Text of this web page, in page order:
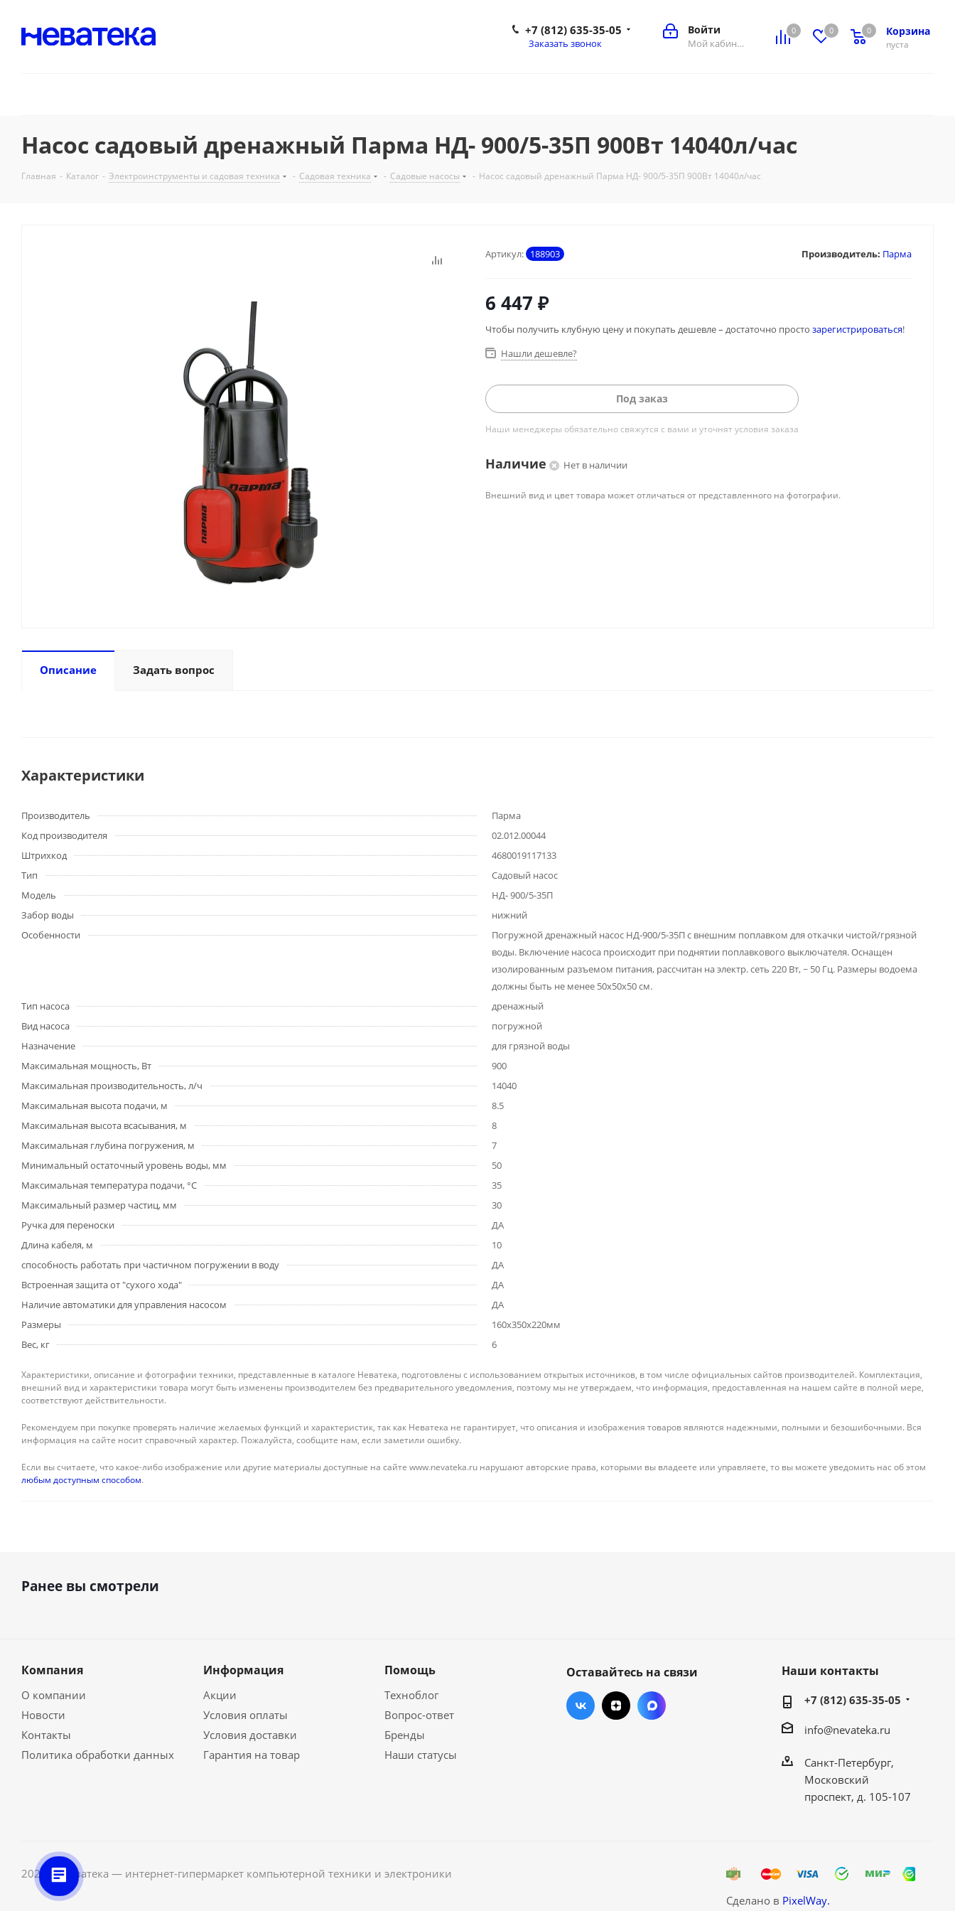
0 0 Корзина
0
пуста
0
Войти
Мой кабинет
+7 (812) 635-35-05
Заказать звонок
Насос садовый дренажный Парма НД- 900/5-35П 900Вт 14040л/час
Главная - Каталог - Электроинструменты и садовая техника - Садовая техника - Садовые насосы - Насос садовый дренажный Парма НД- 900/5-35П 900Вт 14040л/час
Артикул: 188903 Производитель: Парма
6 447 ₽
Чтобы получить клубную цену и покупать дешевле – достаточно просто зарегистрироваться!
Нашли дешевле?
Под заказ
Наши менеджеры обязательно свяжутся с вами и уточнят условия заказа
Наличие Нет в наличии
Внешний вид и цвет товара может отличаться от представленного на фотографии.
Описание Задать вопрос
Характеристики
Производитель
Парма
Код производителя
02.012.00044
Штрихкод
4680019117133
Тип
Садовый насос
Модель
НД- 900/5-35П
Забор воды
нижний
Особенности
Погружной дренажный насос НД-900/5-35П с внешним поплавком для откачки чистой/грязной
воды. Включение насоса происходит при поднятии поплавкового выключателя. Оснащен
изолированным разъемом питания, рассчитан на электр. сеть 220 Вт, ~ 50 Гц. Размеры водоема
должны быть не менее 50х50х50 см.
Тип насоса
дренажный
Вид насоса
погружной
Назначение
для грязной воды
Максимальная мощность, Вт
900
Максимальная производительность, л/ч
14040
Максимальная высота подачи, м
8.5
Максимальная высота всасывания, м
8
Максимальная глубина погружения, м
7
Минимальный остаточный уровень воды, мм
50
Максимальная температура подачи, °С
35
Максимальный размер частиц, мм
30
Ручка для переноски
ДА
Длина кабеля, м
10
способность работать при частичном погружении в воду
ДА
Встроенная защита от "сухого хода"
ДА
Наличие автоматики для управления насосом
ДА
Размеры
160x350x220мм
Вес, кг
6
Характеристики, описание и фотографии техники, представленные в каталоге Неватека, подготовлены с использованием открытых источников, в том числе официальных сайтов производителей. Комплектация,
внешний вид и характеристики товара могут быть изменены производителем без предварительного уведомления, поэтому мы не утверждаем, что информация, предоставленная на нашем сайте в полной мере,
соответствуют действительности.
Рекомендуем при покупке проверять наличие желаемых функций и характеристик, так как Неватека не гарантирует, что описания и изображения товаров являются надежными, полными и безошибочными. Вся
информация на сайте носит справочный характер. Пожалуйста, сообщите нам, если заметили ошибку.
Если вы считаете, что какое-либо изображение или другие материалы доступные на сайте www.nevateka.ru нарушают авторские права, которыми вы владеете или управляете, то вы можете уведомить нас об этом
любым доступным способом.
Ранее вы смотрели
Компания
О компании
Новости
Контакты
Политика обработки данных
Информация
Акции
Условия оплаты
Условия доставки
Гарантия на товар
Помощь
Техноблог
Вопрос-ответ
Бренды
Наши статусы
Оставайтесь на связи Наши контакты
+7 (812) 635-35-05
info@nevateka.ru
Санкт-Петербург,
Московский
проспект, д. 105-107
2026 © Неватека — интернет-гипермаркет компьютерной техники и электроники
Сделано в PixelWay.